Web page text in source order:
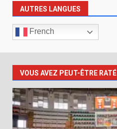
AUTRES LANGUES
French
VOUS AVEZ PEUT-ÊTRE RATÉ